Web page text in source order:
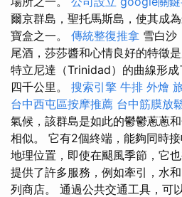
爾京群島，聖托馬斯島，使其成
寶盒之一。 傳統整復推拿 雪白沙
尾酒，莎莎醬和心情良好的特徵
特立尼達（Trinidad）的曲線形
四千公里。 搜索引擎 牛排 外燴
台中西屯區按摩推薦 台中筋膜放
氣候，該群島是如此的鬱鬱蔥蔥
相似。 它有2個終端，能夠同時
地理位置，即使在颶風季節，它
提供了許多服務，例如牽引，水
列商店。 通過公共交通工具，可